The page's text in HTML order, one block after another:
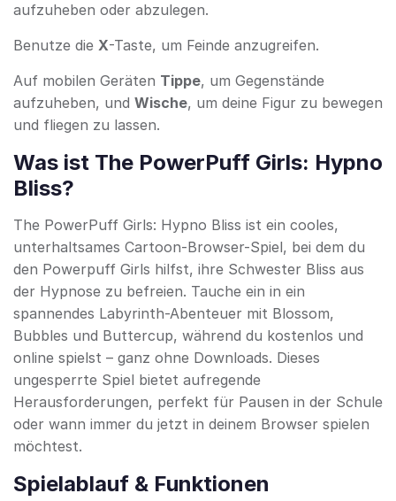
aufzuheben oder abzulegen.
Benutze die X-Taste, um Feinde anzugreifen.
Auf mobilen Geräten Tippe, um Gegenstände
aufzuheben, und Wische, um deine Figur zu bewegen
und fliegen zu lassen.
Was ist The PowerPuff Girls: Hypno
Bliss?
The PowerPuff Girls: Hypno Bliss ist ein cooles,
unterhaltsames Cartoon-Browser-Spiel, bei dem du
den Powerpuff Girls hilfst, ihre Schwester Bliss aus
der Hypnose zu befreien. Tauche ein in ein
spannendes Labyrinth-Abenteuer mit Blossom,
Bubbles und Buttercup, während du kostenlos und
online spielst – ganz ohne Downloads. Dieses
ungesperrte Spiel bietet aufregende
Herausforderungen, perfekt für Pausen in der Schule
oder wann immer du jetzt in deinem Browser spielen
möchtest.
Spielablauf & Funktionen